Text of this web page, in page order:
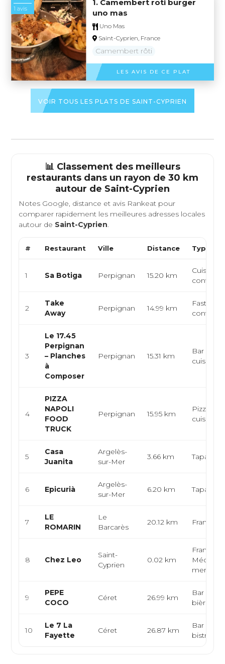
1 avis
1. Camembert roti burger
uno mas
Uno Mas
Saint-Cyprien, France
Camembert rôti
LES AVIS DE CE PLAT
VOIR TOUS LES PLATS DE SAINT-CYPRIEN
📊 Classement des meilleurs
restaurants dans un rayon de 30 km
autour de Saint-Cyprien
Notes Google, distance et avis Rankeat pour
comparer rapidement les meilleures adresses locales
autour de Saint-Cyprien.
# Restaurant Ville Distance Type de
1 Sa Botiga Perpignan 15.20 km
Cuisine
2
Take
Away
Perpignan 14.99 km
Fast-
3
Le 17.45
Perpignan
– Planches
à
Composer
Perpignan 15.31 km
Bar à
cuisine
4
PIZZA
NAPOLI
FOOD
TRUCK
Perpignan 15.95 km
Pizzeria,
cuisine
5
Casa
Juanita
Argelès-
sur-Mer
3.66 km Tapas,
6 Epicurià
Argelès-
sur-Mer
6.20 km Tapas,
7
LE
ROMARIN
Le
Barcarès
20.12 km
8 Chez Leo
Saint-
Cyprien
0.02 km
mer
9
PEPE
COCO
Céret 26.99 km
Bar à
bières
10
Le 7 La
Fayette
Céret 26.87 km
Bar à
bistrot